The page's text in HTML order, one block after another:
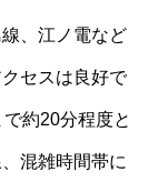
、江ノ電など
セスは良好で
約20分程度と
混雑時間帯に